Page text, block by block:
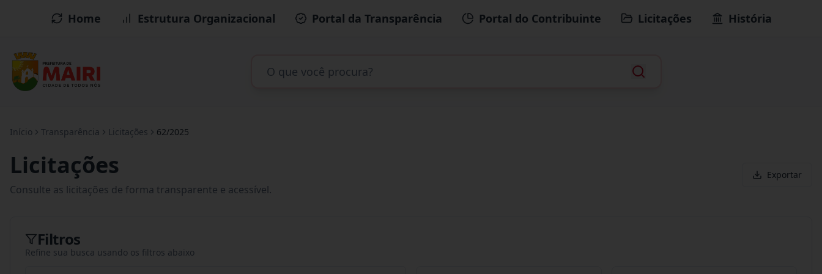
Home Estrutura Organizacional Portal da Transparência Portal do Contribuinte Licitações História
Início Transparência Licitações 62/2025
Licitações
Consulte as licitações de forma transparente e acessível.
Exportar
Filtros
Refine sua busca usando os filtros abaixo